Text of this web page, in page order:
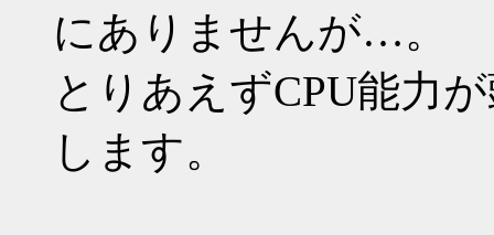
にありませんが…。
とりあえずCPU能力
します。